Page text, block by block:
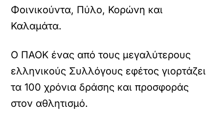
Φοινικούντα, Πύλο, Κορώνη και
Καλαμάτα.
Ο ΠΑΟΚ ένας από τους μεγαλύτερους
ελληνικούς Συλλόγους εφέτος γιορτάζει
τα 100 χρόνια δράσης και προσφοράς
στον αθλητισμό.